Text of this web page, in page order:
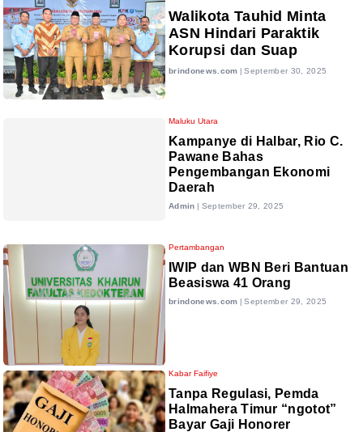
Walikota Tauhid Minta
ASN Hindari Paraktik
Korupsi dan Suap
brindonews.com | September 30, 2025
Maluku Utara
Kampanye di Halbar, Rio C.
Pawane Bahas
Pengembangan Ekonomi
Daerah
Admin | September 29, 2025
Pertambangan
IWIP dan WBN Beri Bantuan
Beasiswa 41 Orang
brindonews.com | September 29, 2025
Kabar Faifiye
Tanpa Regulasi, Pemda
Halmahera Timur “ngotot”
Bayar Gaji Honorer